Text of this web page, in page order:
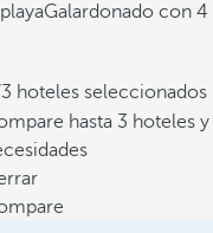
playaGalardonado con 4
hoteles seleccionados
hasta 3 hoteles